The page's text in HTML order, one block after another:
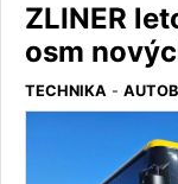
ZLINER
osm
TECHNIKA -